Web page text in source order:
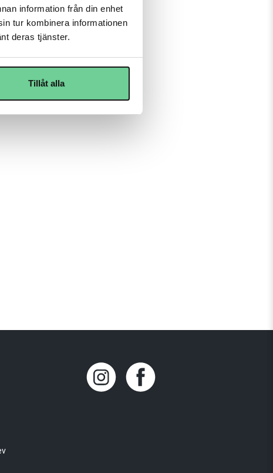
information från din enhet
tur kombinera informationen
deras tjänster.
Tillåt alla
vid intensiva fysiska
som är utvecklade för
design som ger ett tidlöst